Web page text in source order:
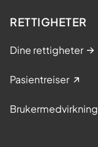
RETTIGHETER
Dine rettigheter
Pasientreiser
Brukermedvirkning